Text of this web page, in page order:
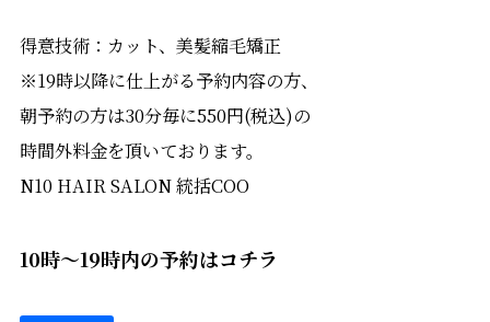
得意技術：カット、美髪縮毛矯正
※19時以降に仕上がる予約内容の方、
朝予約の方は30分毎に550円(税込)の
時間外料金を頂いております。
N10 HAIR SALON 統括COO
10時〜19時内の予約はコチラ